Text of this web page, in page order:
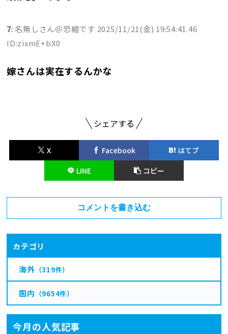
7:名無しさん＠恐縮です 2025/11/21(金) 19:54:41.46
ID:zixmE+bX0
嫁さんは実在するんかな
シェアする
X Facebook
はてブ
LINE
コピー
コメントを書き込む
カテゴリ
海外 （319件）
国内 （9654件）
今月の人気記事